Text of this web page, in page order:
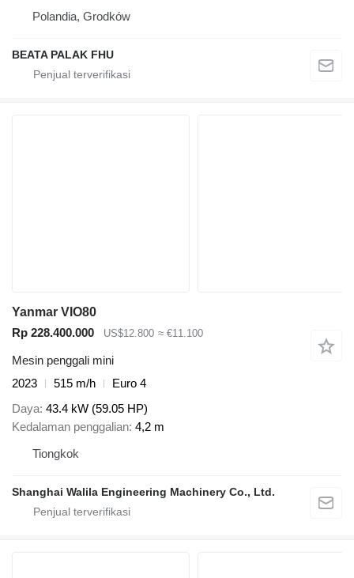
Polandia, Grodków
BEATA PALAK FHU
Yanmar VIO80
Rp 228.400.000
US$12.800 ≈ €11.100
Mesin penggali mini
2023
515 m/h
Euro 4
Daya 43.4 kW (59.05 HP)
Kedalaman penggalian 4,2 m
Tiongkok
Shanghai Walila Engineering Machinery Co., Ltd.